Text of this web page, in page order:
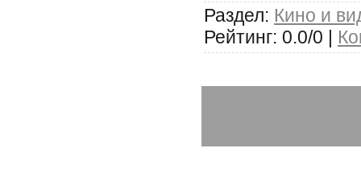
Раздел: Кино и
Рейтинг: 0.0/0 |